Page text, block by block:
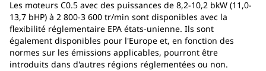
Les moteurs C0.5 avec des puissances de 8,2-10,2 bkW (11,0-
13,7 bHP) à 2 800-3 600 tr/min sont disponibles avec la
flexibilité réglementaire EPA états-unienne. Ils sont
également disponibles pour l'Europe et, en fonction des
normes sur les émissions applicables, pourront être
introduits dans d'autres régions réglementées ou non.